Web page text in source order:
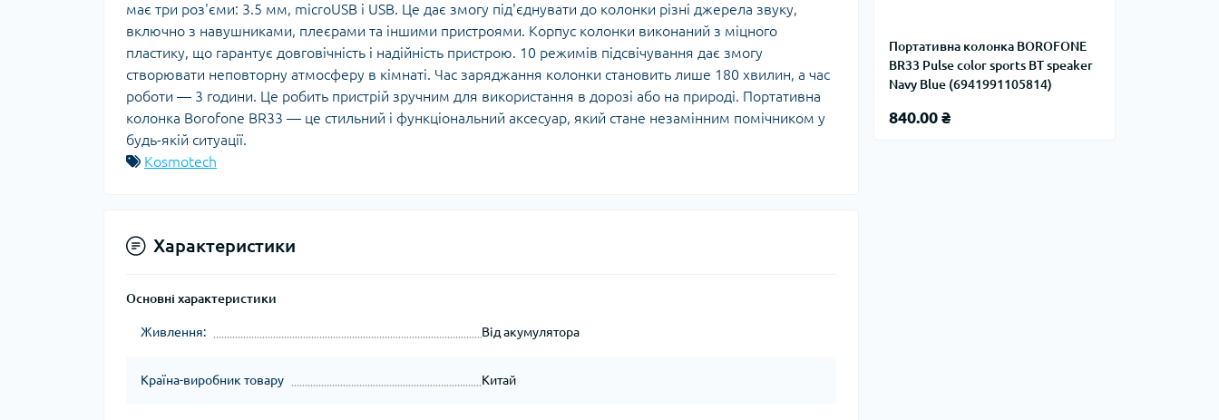
Портативна колонка BOROFONE
BR33 Pulse color sports BT speaker
Navy Blue (6941991105814)
840.00 ₴
має три роз'єми: 3.5 мм, microUSB і USB. Це дає змогу під'єднувати до колонки різні джерела звуку,
включно з навушниками, плеєрами та іншими пристроями. Корпус колонки виконаний з міцного
пластику, що гарантує довговічність і надійність пристрою. 10 режимів підсвічування дає змогу
створювати неповторну атмосферу в кімнаті. Час заряджання колонки становить лише 180 хвилин, а час
роботи — 3 години. Це робить пристрій зручним для використання в дорозі або на природі. Портативна
колонка Borofone BR33 — це стильний і функціональний аксесуар, який стане незамінним помічником у
будь-якій ситуації.
Kosmotech
Характеристики
Основні характеристики
Живлення: Від акумулятора
Країна-виробник товару Китай